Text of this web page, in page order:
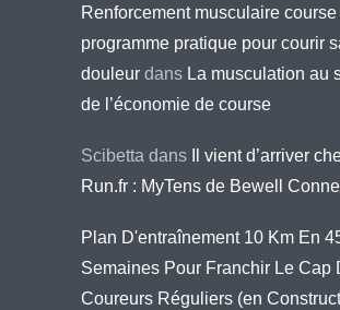
Renforcement musculaire course
programme pratique pour courir
douleur dans La musculation au
de l’économie de course
Scibetta dans
Il vient d’arriver
Run.fr : MyTens de Bewell
Plan D'entraînement 10 Km En
Semaines Pour Franchir Le Cap
Coureurs Réguliers (en